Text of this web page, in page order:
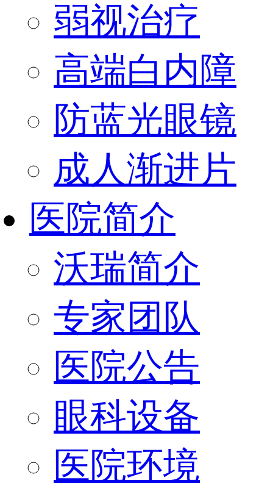
弱视治疗
高端白内障
防蓝光眼镜
成人渐进片
医院简介
沃瑞简介
专家团队
医院公告
眼科设备
医院环境